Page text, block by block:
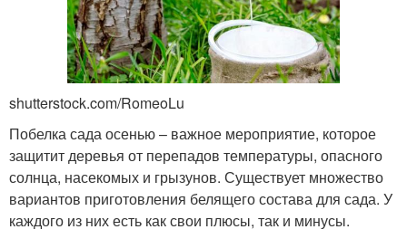
shutterstock.com/RomeoLu
Побелка сада осенью – важное мероприятие, которое
защитит деревья от перепадов температуры, опасного
солнца, насекомых и грызунов. Существует множество
вариантов приготовления белящего состава для сада. У
каждого из них есть как свои плюсы, так и минусы.